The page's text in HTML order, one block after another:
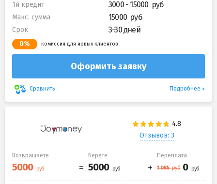
1й кредит 3000 - 15000
Макс. сумма 15000
Срок 3-30 дней
0% комиссия для новых клиентов
Оформить заявку
Сравнить Подробнее
Отзывов: 3
Возвращаете Берете Переплата